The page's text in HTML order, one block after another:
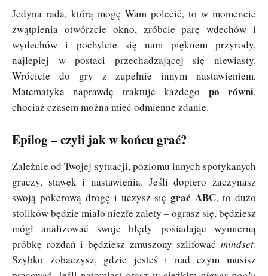
Jedyna rada, którą mogę Wam polecić, to w momencie
zwątpienia otwórzcie okno, zróbcie parę wdechów i
wydechów i pochylcie się nam pięknem przyrody,
najlepiej w postaci przechadzającej się niewiasty.
Wrócicie do gry z zupełnie innym nastawieniem.
Matematyka naprawdę traktuje każdego po równi,
chociaż czasem można mieć odmienne zdanie.
Epilog – czyli jak w końcu grać?
Zależnie od Twojej sytuacji, poziomu innych spotykanych
graczy, stawek i nastawienia. Jeśli dopiero zaczynasz
swoją pokerową drogę i uczysz się grać ABC, to dużo
stolików będzie miało niezłe zalety – ograsz się, będziesz
mógł analizować swoje błędy posiadając wymierną
próbkę rozdań i będziesz zmuszony szlifować mindset.
Szybko zobaczysz, gdzie jesteś i nad czym musisz